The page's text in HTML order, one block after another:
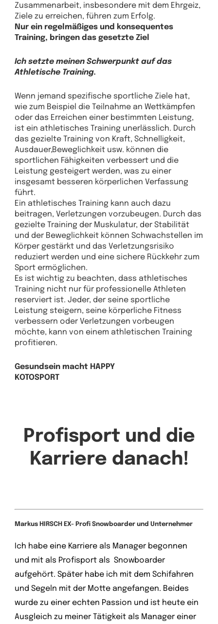
Zusammenarbeit, insbesondere mit dem Ehrgeiz,
Ziele zu erreichen, führen zum Erfolg.
Nur ein regelmäßiges und konsequentes
Training, bringen das gesetzte Ziel
Ich setzte meinen Schwerpunkt auf das
Athletische Training.
Wenn jemand spezifische sportliche Ziele hat,
wie zum Beispiel die Teilnahme an Wettkämpfen
oder das Erreichen einer bestimmten Leistung,
ist ein athletisches Training unerlässlich. Durch
das gezielte Training von Kraft, Schnelligkeit,
Ausdauer,Beweglichkeit usw. können die
sportlichen Fähigkeiten verbessert und die
Leistung gesteigert werden, was zu einer
insgesamt besseren körperlichen Verfassung
führt.
Ein athletisches Training kann auch dazu
beitragen, Verletzungen vorzubeugen. Durch das
gezielte Training der Muskulatur, der Stabilität
und der Beweglichkeit können Schwachstellen im
Körper gestärkt und das Verletzungsrisiko
reduziert werden und eine sichere Rückkehr zum
Sport ermöglichen.
Es ist wichtig zu beachten, dass athletisches
Training nicht nur für professionelle Athleten
reserviert ist. Jeder, der seine sportliche
Leistung steigern, seine körperliche Fitness
verbessern oder Verletzungen vorbeugen
möchte, kann von einem athletischen Training
profitieren.
Gesundsein macht HAPPY
KOTOSPORT
Profisport und die
Karriere danach!
Markus HIRSCH EX- Profi Snowboarder und Unternehmer
Ich habe eine Karriere als Manager begonnen
und mit als Profisport als Snowboarder
aufgehört. Später habe ich mit dem Schifahren
und Segeln mit der Motte angefangen. Beides
wurde zu einer echten Passion und ist heute ein
Ausgleich zu meiner Tätigkeit als Manager einer